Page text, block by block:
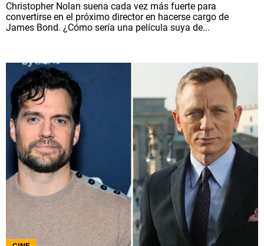
Christopher Nolan suena cada vez más fuerte para
convertirse en el próximo director en hacerse cargo de
James Bond. ¿Cómo sería una película suya de...